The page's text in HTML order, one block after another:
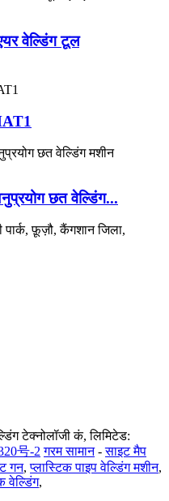
वेल्डिंग टूल
छत वेल्डिंग...
पार्क, फ़ूज़ौ, कैंगशान जिला,
टेक्नोलॉजी कं, लिमिटेड:
号-2 गरम सामान-साइट मैप
गन,प्लास्टिक पाइप वेल्डिंग मशीन,
वेल्डिंग,